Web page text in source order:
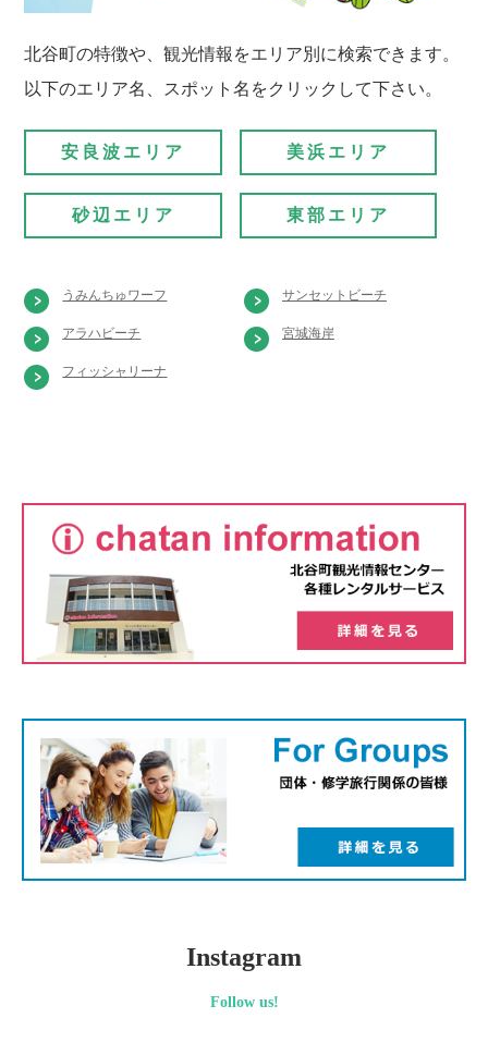
北谷町の特徴や、観光情報をエリア別に検索できます。
以下のエリア名、スポット名をクリックして下さい。
安良波エリア 美浜エリア
砂辺エリア 東部エリア
うみんちゅワーフ サンセットビーチ
アラハビーチ 宮城海岸
フィッシャリーナ
Instagram
Follow us!